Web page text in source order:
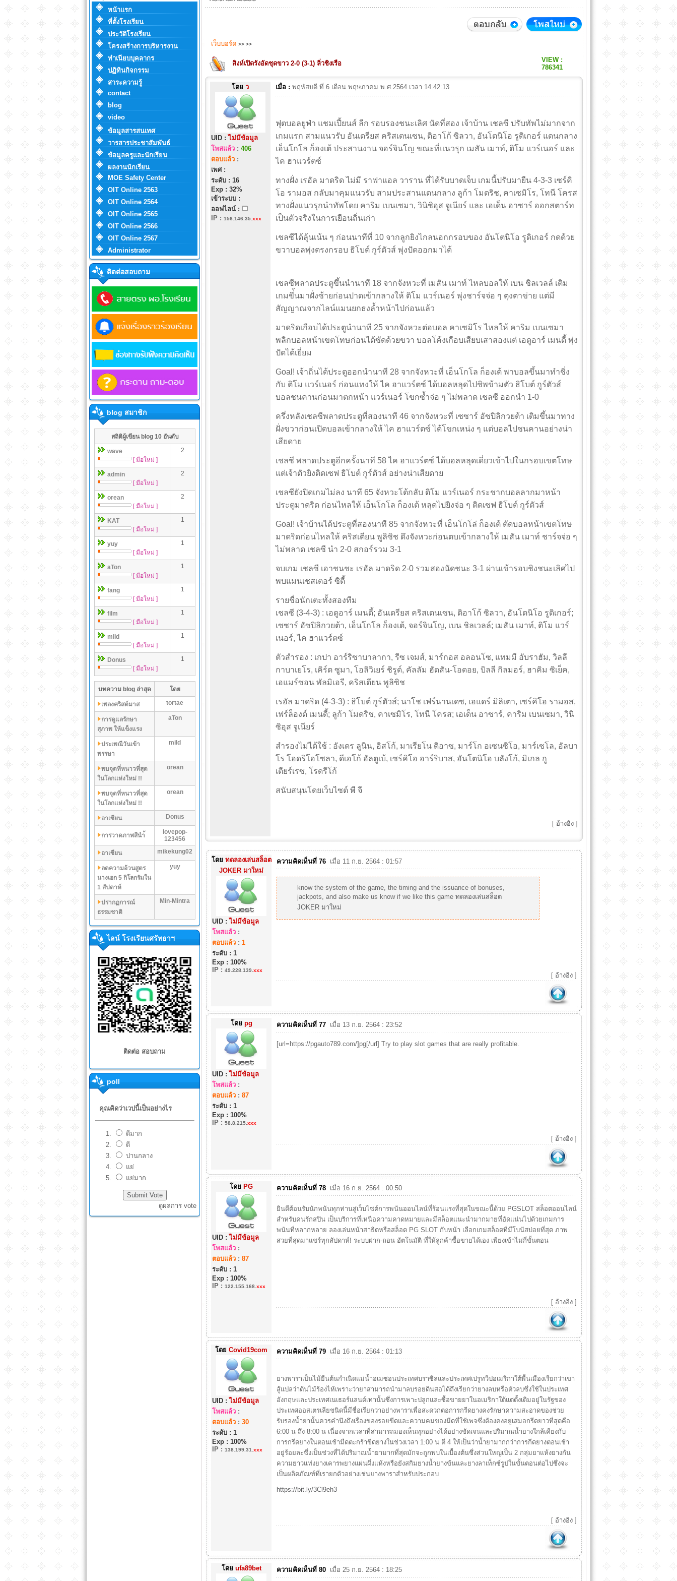
หน้าแรก
ที่ตั้งโรงเรียน
ประวัติโรงเรียน
โครงสร้างการบริหารงาน
ทำเนียบบุคลากร
ปฏิทินกิจกรรม
สาระความรู้
contact
blog
video
ข้อมูลสารสนเทศ
วารสารประชาสัมพันธ์
ข้อมูลครูและนักเรียน
ผลงานนักเรียน
MOE Safety Center
OIT Online 2563
OIT Online 2564
OIT Online 2565
OIT Online 2566
OIT Online 2567
Administrator
ติดต่อสอบถาม
blog สมาชิก
สถิติผู้เขียน blog 10 อันดับ
wave
[ มือใหม่ ]
2
admin
[ มือใหม่ ]
2
orean
[ มือใหม่ ]
2
KAT
[ มือใหม่ ]
1
yuy
[ มือใหม่ ]
1
aTon
[ มือใหม่ ]
1
fang
[ มือใหม่ ]
1
film
[ มือใหม่ ]
1
mild
[ มือใหม่ ]
1
Donus
[ มือใหม่ ]
1
บทความ blog ล่าสุด โดย
เพลงคริสต์มาส tortae
การดูแลรักษา
สุภาพ ให้แข็งแรง
aTon
ประเพณีวันเข้า
พรรษา
mild
พบจุดที่หนาวที่สุด
ในโลกเเห่งใหม่ !!
orean
พบจุดที่หนาวที่สุด
ในโลกเเห่งใหม่ !!
orean
อาเซียน Donus
การวาดภาพสีนำ้
lovepop-
123456
อาเซียน
mikekung02
ลดความอ้วนสูตร
นางเอก 5 กิโลกรัมใน
1 สัปดาห์
yuy
ปรากฏการณ์
ธรรมชาติ
Min-Mintra
ไลน์ โรงเรียนศรัทธาฯ
ติดต่อ สอบถาม
poll
คุณคิดว่าเวปนี้เป็นอย่างไร
ดีมาก
ดี
ปานกลาง
แย่
แย่มาก
ดูผลการ vote
เว็บบอร์ด >> >>
สิงห์เปิดรังอัดชุดขาว 2-0 (3-1) ลิ่วชิงเรือ
VIEW :
786341
โดย ว
UID :ไม่มีข้อมูล
โพสแล้ว: 406
ตอบแล้ว:
เพศ :
ระดับ : 16
Exp : 32%
เข้าระบบ :
ออฟไลน์ :
IP : 156.146.35. xxx
เมื่อ : พฤหัสบดี ที่ 6 เดือน พฤษภาคม พ.ศ.2564 เวลา 14:42:13
ฟุตบอลยูฟ่า แชมเปี้ยนส์ ลีก รอบรองชนะเลิศ นัดที่สอง เจ้าบ้าน เชลซี ปรับทัพไม่มากจาก
เกมแรก สามแนวรับ อันเดรียส คริสเตนเซน, ติอาโก้ ซิลวา, อันโตนิโอ รูดิเกอร์ แดนกลาง
เอ็นโกโล ก็องเต้ ประสานงาน จอร์จินโญ ขณะที่แนวรุก เมสัน เมาท์, ติโม แวร์เนอร์ และ
ไค ฮาแวร์ตซ์
ทางฝั่ง เรอัล มาดริด ไม่มี ราฟาแอล วาราน ที่ได้รับบาดเจ็บ เกมนี้ปรับมายืน 4-3-3 เซร์คิ
โอ รามอส กลับมาคุมแนวรับ สามประสานแดนกลาง ลูก้า โมดริช, คาเซมิโร, โทนี โครส
ทางฝั่งแนวรุกนำทัพโดย คาริม เบนเซมา, วินิซิอุส จูเนียร์ และ เอเด็น อาซาร์ ออกสตาร์ท
เป็นตัวจริงในการเยือนถิ่นเก่า
เชลซีได้ลุ้นเน้น ๆ ก่อนนาทีที่ 10 จากลูกยิงไกลนอกกรอบของ อันโตนิโอ รูดิเกอร์ กดด้วย
ขวาบอลพุ่งตรงกรอบ ธิโบต์ กูร์ตัวส์ พุ่งปัดออกมาได้
เชลซีพลาดประตูขึ้นนำนาที 18 จากจังหวะที่ เมสัน เมาท์ ไหลบอลให้ เบน ชิลเวลล์ เติม
เกมขึ่้นมาฝั่งซ้ายก่อนปาดเข้ากลางให้ ติโม แวร์เนอร์ พุ่งชาร์จจ่อ ๆ ตุงตาข่าย แต่มี
สัญญาณจากไลน์แมนยกธงล้ำหน้าไปก่อนแล้ว
มาดริดเกือบได้ประตูนำนาที 25 จากจังหวะต่อบอล คาเซมิโร ไหลให้ คาริม เบนเซมา
พลิกบอลหน้าเขตโทษก่อนได้ซัดด้วยขวา บอลโค้งเกือบเสียบเสาสองแต่ เอดูอาร์ เมนดี้ พุ่ง
ปัดได้เยี่ยม
Goal! เจ้าถิ่นได้ประตูออกนำนาที 28 จากจังหวะที่ เอ็นโกโล ก็องเต้ พาบอลขึ้นมาทำชิ่ง
กับ ติโม แวร์เนอร์ ก่อนแทงให้ ไค ฮาแวร์ตซ์ ได้บอลหลุดไปชิพข้ามตัว ธิโบต์ กูร์ตัวส์
บอลชนคานก่อนมาตกหน้า แวร์เนอร์ โขกซ้ำจ่อ ๆ ไม่พลาด เชลซี ออกนำ 1-0
ครึ่งหลังเชลซีพลาดประตูที่สองนาที 46 จากจังหวะที่ เซซาร์ อัซปิลิกวยต้า เติมขึ้นมาทาง
ฝั่งขวาก่อนเปิดบอลเข้ากลางให้ ไค ฮาแวร์ตซ์ ได้โขกเหน่ง ๆ แต่บอลไปชนคานอย่างน่า
เสียดาย
เชลซี พลาดประตูอีกครั้งนาที 58 ไค ฮาแวร์ตซ์ ได้บอลหลุดเดี่ยวเข้าไปในกรอบเขตโทษ
แต่เจ้าตัวยิงติดเซฟ ธิโบต์ กูร์ตัวส์ อย่างน่าเสียดาย
เชลซียังปิดเกมไม่ลง นาที 65 จังหวะโต้กลับ ติโม แวร์เนอร์ กระชากบอลลากมาหน้า
ประตูมาดริด ก่อนไหลให้ เอ็นโกโล ก็องเต้ หลุดไปยิงจ่อ ๆ ติดเซฟ ธิโบต์ กูร์ตัวส์
Goal! เจ้าบ้านได้ประตูที่สองนาที 85 จากจังหวะที่ เอ็นโกโล่ ก็องเต้ ตัดบอลหน้าเขตโทษ
มาดริดก่อนไหลให้ คริสเตียน พูลิซิช ดึงจังหวะก่อนตบเข้ากลางให้ เมสัน เมาท์ ชาร์จจ่อ ๆ
ไม่พลาด เชลซี นำ 2-0 สกอร์รวม 3-1
จบเกม เชลซี เอาชนชะ เรอัล มาดริด 2-0 รวมสองนัดชนะ 3-1 ผ่านเข้ารอบชิงชนะเลิศไป
พบแมนเชสเตอร์ ซิตี้
รายชื่อนักเตะทั้งสองทีม
เชลซี (3-4-3) : เอดูอาร์ เมนดี้; อันเดรียส คริสเตนเซน, ติอาโก้ ซิลวา, อันโตนิโอ รูดิเกอร์;
เซซาร์ อัซปิลิกวยต้า, เอ็นโกโล ก็องเต้, จอร์จินโญ, เบน ชิลเวลล์; เมสัน เมาท์, ติโม แวร์
เนอร์, ไค ฮาแวร์ตซ์
ตัวสำรอง : เกปา อาร์ริซาบาลากา, รีซ เจมส์, มาร์กอส อลอนโซ, แทมมี อับราฮัม, วิลลี
กาบาเยโร, เคิร์ต ซูมา, โอลิวิเยร์ ชิรูด์, คัลลัม ฮัดสัน-โอดอย, บิลลี กิลมอร์, ฮาคิม ซิเย็ค,
เอแมร์ซอน พัลมิเอรี, คริสเตียน พูลิซิช
เรอัล มาดริด (4-3-3) : ธิโบต์ กูร์ตัวส์; นาโช เฟร์นานเดซ, เอแดร์ มิลิเตา, เซร์คิโอ รามอส,
เฟร์ล็องด์ เมนดี้; ลูก้า โมดริช, คาเซมิโร, โทนี โครส; เอเด็น อาซาร์, คาริม เบนเซมา, วินิ
ซิอุส จูเนียร์
สำรองไม่ได้ใช้ : อังเดร ลูนิน, อิสโก้, มาเรียโน ดิอาซ, มาร์โก อเซนซิโอ, มาร์เซโล, อัลบา
โร โอดริโอโซลา, ดีเอโก้ อัลตูเบ้, เซร์คิโอ อาร์ริบาส, อันโตนิโอ บลังโก้, มิเกล กู
เตียร์เรซ, โรดรีโก้
สนับสนุนโดยเว็บไซต์ พี จี
[ อ้างอิง ]
โดย ทดลองเล่นสล็อต
JOKER มาใหม่
UID :ไม่มีข้อมูล
โพสแล้ว:
ตอบแล้ว: 1
ระดับ : 1
Exp : 100%
IP: 49.228.139. xxx
ความคิดเห็นที่ 76 เมื่อ 11 ก.ย. 2564 : 01:57
know the system of the game, the timing and the issuance of bonuses,
jackpots, and also make us know if we like this game ทดลองเล่นสล็อต
JOKER มาใหม่
[ อ้างอิง ]
โดย pg
UID :ไม่มีข้อมูล
โพสแล้ว:
ตอบแล้ว: 87
ระดับ : 1
Exp : 100%
IP: 58.8.215. xxx
ความคิดเห็นที่ 77 เมื่อ 13 ก.ย. 2564 : 23:52
[url=https://pgauto789.com/]pg[/url] Try to play slot games that are really profitable.
[ อ้างอิง ]
โดย PG
UID :ไม่มีข้อมูล
โพสแล้ว:
ตอบแล้ว: 87
ระดับ : 1
Exp : 100%
IP: 122.155.168. xxx
ความคิดเห็นที่ 78 เมื่อ 16 ก.ย. 2564 : 00:50
ยินดีต้อนรับนักพนันทุกท่านสู่เว็บไซต์การพนันออนไลน์ที่ร้อนแรงที่สุดในขณะนี้ด้วย PGSLOT สล็อตออนไลน์
สำหรับคนรักสปิน เป็นบริการที่เหนือความคาดหมายและมีสล็อตแนะนำมากมายที่อัดแน่นไปด้วยเกมการ
พนันที่หลากหลาย ลองเล่นหน้าสาธิตหรือสล็อต PG SLOT กับหน้า เลือกเกมสล็อตที่มีโบนัสบ่อยที่สุด ภาพ
สวยที่สุดมาแชร์ทุกสัปดาห์! ระบบฝาก-ถอน อัตโนมัติ ที่ให้ลูกค้าซื้อขายได้เอง เพียงเข้าไม่กี่ขั้นตอน
[ อ้างอิง ]
โดย Covid19com
UID :ไม่มีข้อมูล
โพสแล้ว:
ตอบแล้ว: 30
ระดับ : 1
Exp : 100%
IP: 138.199.31. xxx
ความคิดเห็นที่ 79 เมื่อ 16 ก.ย. 2564 : 01:13
ยางพาราเป็นไม้ยืนต้นกำเนิดแม่น้ำอเมซอนประเทศบราซิลและประเทศเปรูทวีปอเมริกาใต้พื้นเมืองเรียกว่าเขา
สู้แปลว่าต้นไม้ร้องไห้เพราะว่ายาสามารถนำมาลบรอยดินสอได้ถึงเรียกว่ายางลบหรือตัวลบซึ่งใช้ในประเทศ
อังกฤษและประเทศเนเธอร์แลนด์เท่านั้นซึ่งการเพาะปลูกและซื้อขายยาในอเมริกาใต้แต่ดั้งเดิมอยู่ในรัฐของ
ประเทศออสเตรเลียชนิดนี้มีชื่อเรียกว่าอย่างพาราเพื่อสะดวกต่อการกรีดยางคงรักษาความสะอาดของช่วย
รับรองน้ำยานั้นควรคำนึงถึงเรื่องของรอยขีดและความคมของมีดที่ใช้เพจซึ่งต้องคงอยู่เสมอกรีดยาวที่สุดคือ
6:00 น ถึง 8:00 น เนื่องจากเวลาที่สามารถมองเห็นทุกอย่างได้อย่างชัดเจนและปริมาณน้ำยางใกล้เคียงกับ
การกรีดยางในตอนเช้ามืดตะกร้าขีดยางในช่วงเวลา 1:00 น ตี 4 ให้เป็นว่าน้ำยามากกว่าการกีดยางตอนเช้า
อยู่ร้อยละซึ่งเป็นช่วงที่ได้ปริมาณน้ำยามากที่สุดมักจะถูกพบในเบื้องต้นซึ่งส่วนใหญ่เป็น 2 กลุ่มยาแห้งยางกัน
ความยาวแท่งยางเคารพยางแผ่นผึ่งแห้งหรือยังสกิมยางน้ำยางข้นและยางลาเท็กซ์รูปในขั้นตอนต่อไปซึ่งจะ
เป็นผลิตภัณฑ์ที่เรายกตัวอย่างเช่นยางพาราสำหรับประกอบ
https://bit.ly/3Cl9eh3
[ อ้างอิง ]
โดย ufa89bet ความคิดเห็นที่ 80 เมื่อ 25 ก.ย. 2564 : 18:25